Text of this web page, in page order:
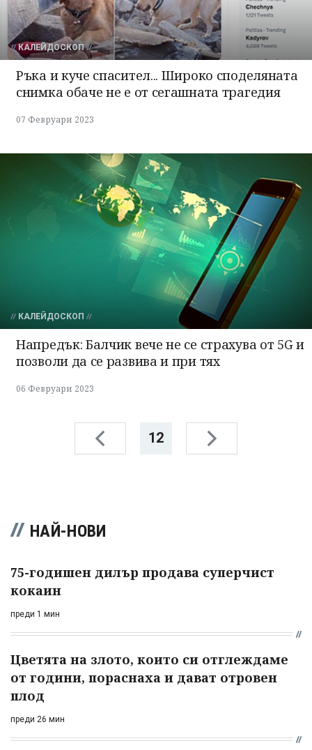
КАЛЕЙДОСКОП
Ръка и куче спасител... Широко споделяната
снимка обаче не е от сегашната трагедия
07 Февруари 2023
КАЛЕЙДОСКОП
Напредък: Балчик вече не се страхува от 5G и
позволи да се развива и при тях
06 Февруари 2023
12
НАЙ-НОВИ
75-годишен дилър продава суперчист
кокаин
преди 1 мин
Цветята на злото, които си отглеждаме
от години, пораснаха и дават отровен
плод
преди 26 мин